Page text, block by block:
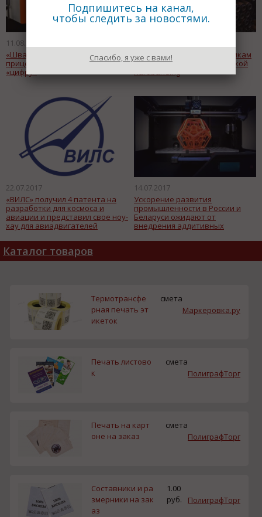
11.08.2017
«Швабе» перевел изготовление
прицела ночного видения на
«цифру»
«ПКНМ» поставила заказчикам
немагнитные УБТ с наплавкой
hardbanding
22.07.2017
«ВИЛС» получил 4 патента на
разработки для космоса и
авиации и представил свое ноу-
хау для авиадвигателей
14.07.2017
Ускорение развития
промышленности в России и
Беларуси ожидают от
внедрения аддитивных
Каталог товаров
Термотрансфе
рная печать эт
икеток
смета
Маркеровка.ру
Печать листово
к
смета
ПолиграфТорг
Печать на карт
оне на заказ
смета
ПолиграфТорг
Составники и ра
змерники на зак
аз
1.00
руб.
ПолиграфТорг
Подпишитесь на канал,
чтобы следить за новостями.
Спасибо, я уже с вами!